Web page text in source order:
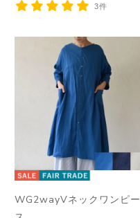
3件
WG2wayVネックワンピー